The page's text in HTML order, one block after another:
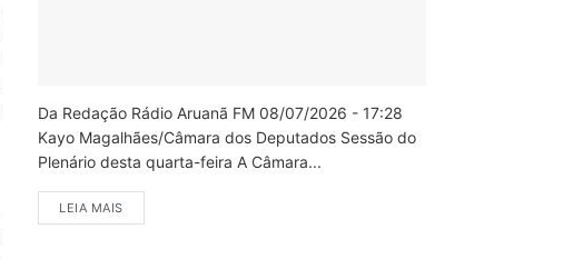
Da Redação Rádio Aruanã FM 08/07/2026 - 17:28
Kayo Magalhães/Câmara dos Deputados Sessão do
Plenário desta quarta-feira A Câmara...
LEIA MAIS